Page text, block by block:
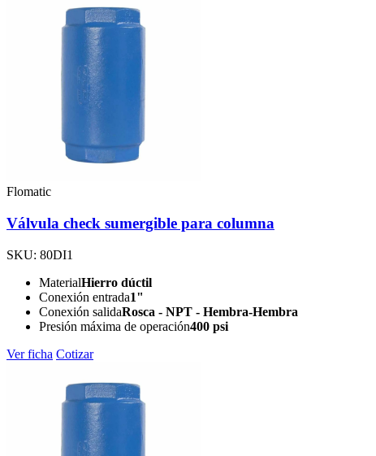
Flomatic
Válvula check sumergible para columna
SKU: 80DI1
MaterialHierro dúctil
Conexión entrada1"
Conexión salidaRosca - NPT - Hembra-Hembra
Presión máxima de operación400 psi
Ver ficha Cotizar